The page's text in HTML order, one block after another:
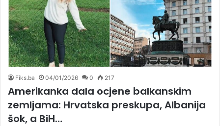
Fiks.ba 04/01/2026 0 217
Amerikanka dala ocjene balkanskim
zemljama: Hrvatska preskupa, Albanija
šok, a BiH…